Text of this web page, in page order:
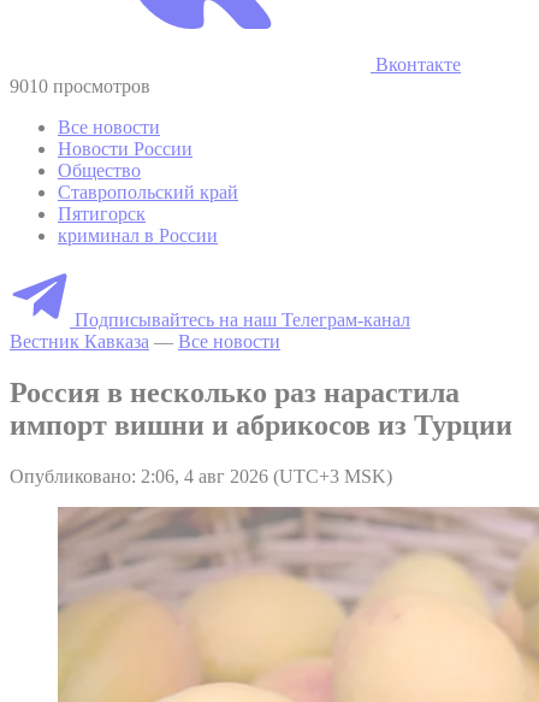
Вконтакте
9010 просмотров
Все новости
Новости России
Общество
Ставропольский край
Пятигорск
криминал в России
Подписывайтесь на наш Телеграм-канал
Вестник Кавказа — Все новости
Россия в несколько раз нарастила
импорт вишни и абрикосов из Турции
Опубликовано: 2:06, 4 авг 2026 (UTC+3 MSK)